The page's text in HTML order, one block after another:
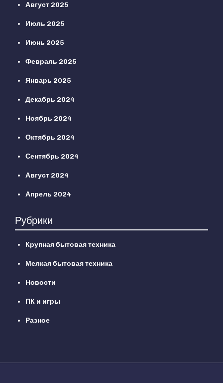
Август 2025
Июль 2025
Июнь 2025
Февраль 2025
Январь 2025
Декабрь 2024
Ноябрь 2024
Октябрь 2024
Сентябрь 2024
Август 2024
Апрель 2024
Рубрики
Крупная бытовая техника
Мелкая бытовая техника
Новости
ПК и игры
Разное